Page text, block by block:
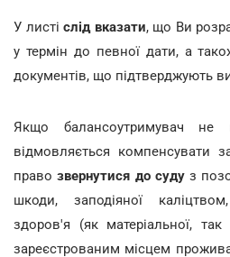
У листі слід вказати, що Ви
у термін до певної дати, а
документів, що підтверджують
Якщо балансоутримувач
відмовляється компенсувати
право звернутися до судуз
шкоди, заподіяної
здоров'я (як матеріальної,
зареєстрованим місцем